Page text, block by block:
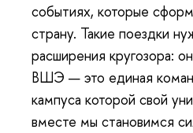
событиях, которые
страну. Такие поездки
расширения кругозора:
ВШЭ — это единая
кампуса которой свой
вместе мы становимся